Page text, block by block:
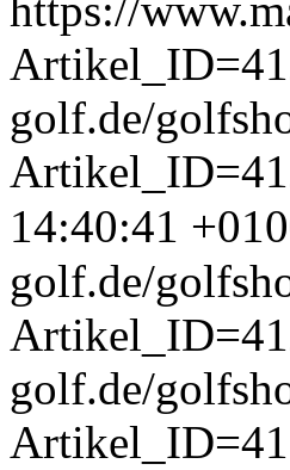
golf.de/
14:40:41
golf.de/
golf.de/